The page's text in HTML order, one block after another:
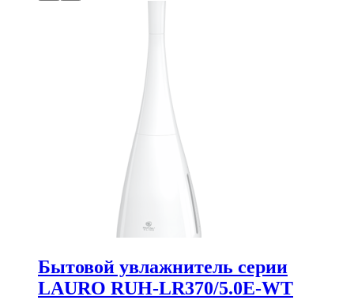
Бытовой увлажнитель серии
LAURO RUH-LR370/5.0E-WT